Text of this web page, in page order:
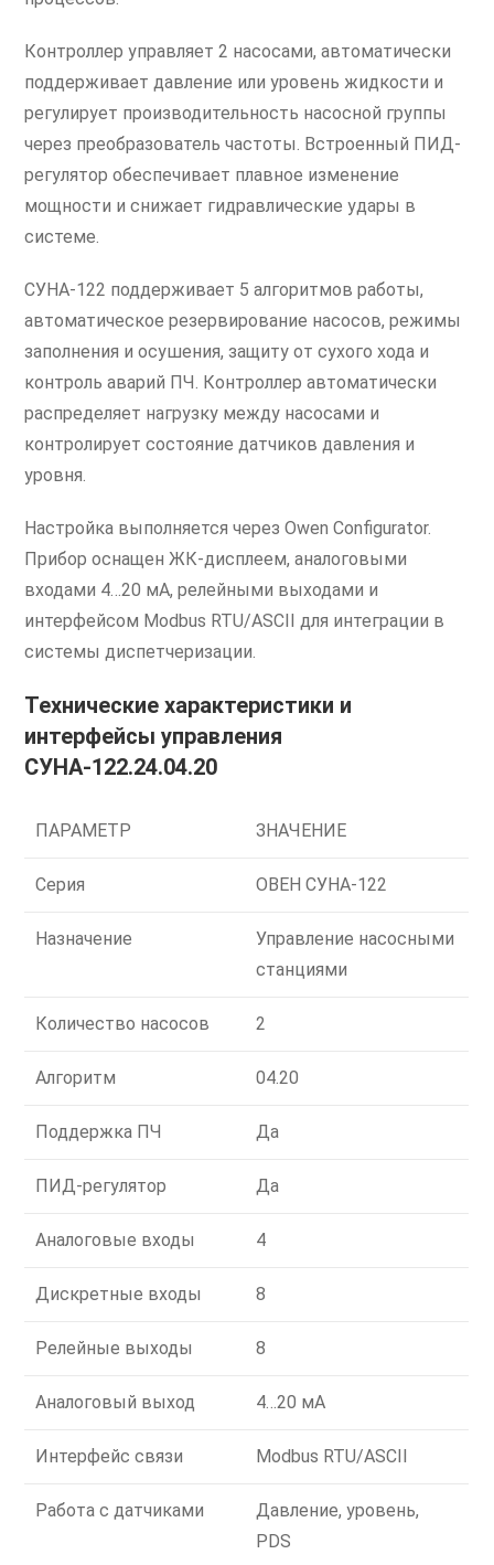
Контроллер управляет 2 насосами, автоматически
поддерживает давление или уровень жидкости и
регулирует производительность насосной группы
через преобразователь частоты. Встроенный ПИД-
регулятор обеспечивает плавное изменение
мощности и снижает гидравлические удары в
системе.
СУНА-122 поддерживает 5 алгоритмов работы,
автоматическое резервирование насосов, режимы
заполнения и осушения, защиту от сухого хода и
контроль аварий ПЧ. Контроллер автоматически
распределяет нагрузку между насосами и
контролирует состояние датчиков давления и
уровня.
Настройка выполняется через Owen Configurator.
Прибор оснащен ЖК-дисплеем, аналоговыми
входами 4…20 мА, релейными выходами и
интерфейсом Modbus RTU/ASCII для интеграции в
системы диспетчеризации.
Технические характеристики и
интерфейсы управления
СУНА-122.24.04.20
ПАРАМЕТР ЗНАЧЕНИЕ
Серия ОВЕН СУНА-122
Назначение
Управление насосными
станциями
Количество насосов 2
Алгоритм 04.20
Поддержка ПЧ Да
ПИД-регулятор Да
Аналоговые входы 4
Дискретные входы 8
Релейные выходы 8
Аналоговый выход 4…20 мА
Интерфейс связи Modbus RTU/ASCII
Работа с датчиками
Давление, уровень,
PDS